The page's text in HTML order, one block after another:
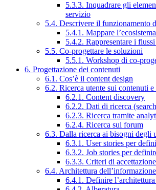
5.3.3. Inquadrare gli
servizio
5.4. Descrivere il funzionamento
5.4.1. Mappare l’ecosistema
5.4.2. Rappresentare i
5.5. Co-progettare le soluzioni
5.5.1. Workshop di co-
6. Progettazione dei contenuti
6.1. Cos’è il content design
6.2. Ricerca utente sui contenuti
6.2.1. Content discovery
6.2.2. Dati di ricerca
6.2.3. Ricerca tramite
6.2.4. Ricerca sui forum
6.3. Dalla ricerca ai bisogni degli
6.3.1. User stories per
6.3.2. Job stories per
6.3.3. Criteri di accettazione
6.4. Architettura dell’informazione
6.4.1. Definire